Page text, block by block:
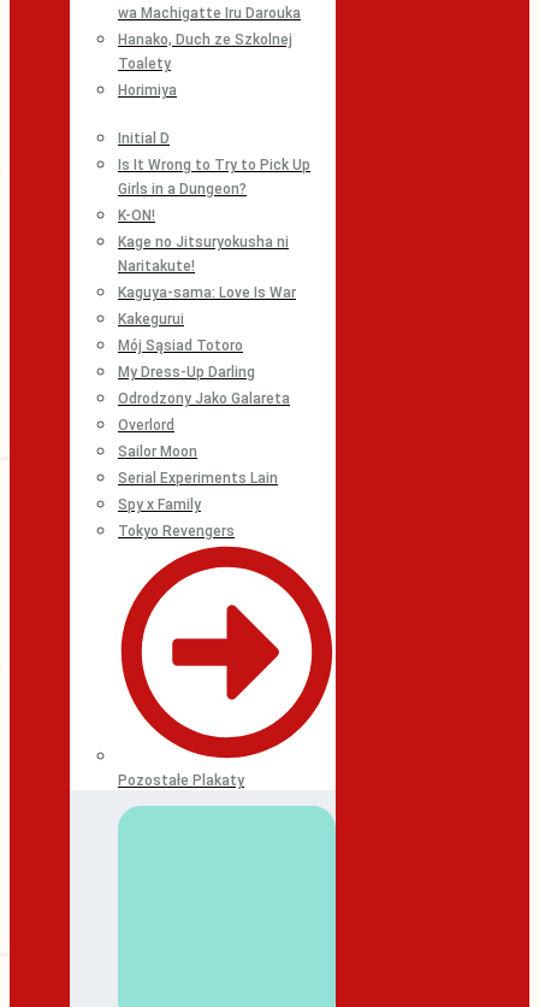
wa Machigatte Iru Darouka
Hanako, Duch ze Szkolnej
Toalety
Horimiya
Initial D
Is It Wrong to Try to Pick Up
Girls in a Dungeon?
K-ON!
Kage no Jitsuryokusha ni
Naritakute!
Kaguya-sama: Love Is War
Kakegurui
Mój Sąsiad Totoro
My Dress-Up Darling
Odrodzony Jako Galareta
Overlord
Sailor Moon
Serial Experiments Lain
Spy x Family
Tokyo Revengers
Pozostałe Plakaty